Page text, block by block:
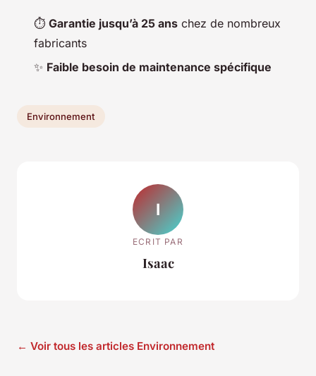
⏱️ Garantie jusqu’à 25 ans chez de nombreux
fabricants
✨ Faible besoin de maintenance spécifique
Environnement
I
ECRIT PAR
Isaac
← Voir tous les articles Environnement